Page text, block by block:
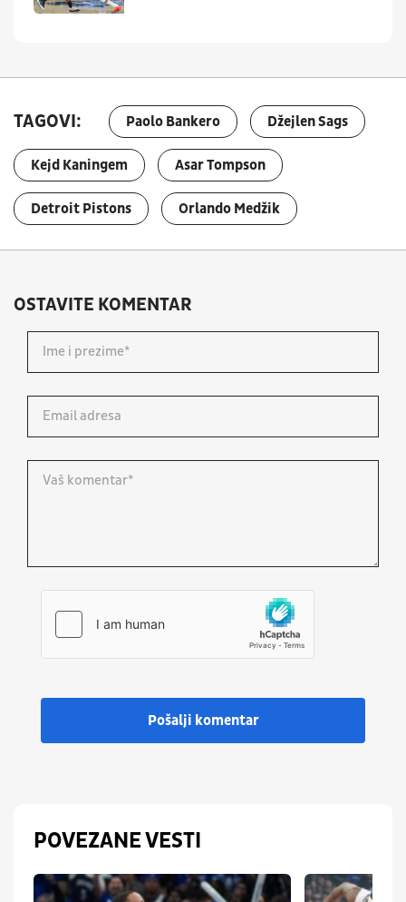
TAGOVI: Paolo Bankero Džejlen Sags
Kejd Kaningem Asar Tompson
Detroit Pistons Orlando Medžik
OSTAVITE KOMENTAR
Pošalji komentar
POVEZANE VESTI